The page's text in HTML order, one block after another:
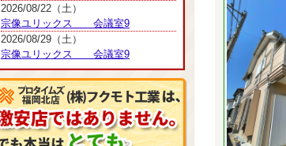
2026/08/22（土）
宗像ユリックス 会議室9
2026/08/29（土）
宗像ユリックス 会議室9